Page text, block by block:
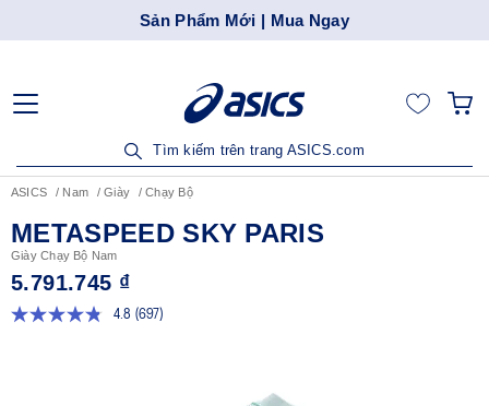
Sản Phẩm Mới | Mua Ngay
Tìm kiếm trên trang ASICS.com
ASICS Nam Giày Chạy Bộ
METASPEED SKY PARIS
Giày Chạy Bộ Nam
5.791.745 ₫
4.8 Đọc
(697)